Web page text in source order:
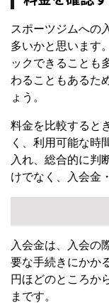
スポーツジムへの
多いかと思います
ックできることも
わることもあるた
ょう。
料金を比較すると
く、利用可能な時
入れ、総合的に判
けでなく、入会金
入会金は、入会の
要な手続きにかか
円ほどのところか
まです。